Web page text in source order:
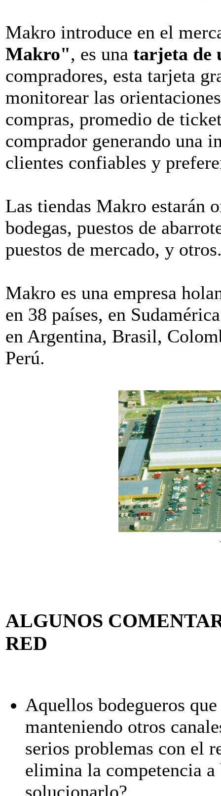
Makro introduce en el
Makro", es una tarjeta de
compradores, esta tarjeta
monitorear las
compras, promedio de
comprador generando una
clientes confiables y
Las tiendas Makro estarán
bodegas, puestos de
puestos de mercado, y
Makro es una empresa
en 38 países, en
en Argentina, Brasil,
Perú.
ALGUNOS
RED
Aquellos bodegueros
manteniendo otros
serios problemas con el
elimina la competencia a
solucionarlo?